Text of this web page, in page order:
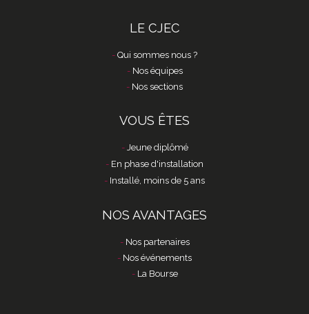
LE CJEC
Qui sommes nous ?
Nos équipes
Nos sections
VOUS ÊTES
Jeune diplômé
En phase d'installation
Installé, moins de 5 ans
NOS AVANTAGES
Nos partenaires
Nos événements
La Bourse